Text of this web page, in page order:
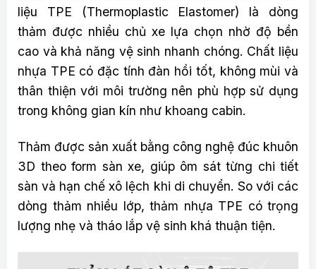
liệu TPE (Thermoplastic Elastomer) là dòng
thảm được nhiều chủ xe lựa chọn nhờ độ bền
cao và khả năng vệ sinh nhanh chóng. Chất liệu
nhựa TPE có đặc tính đàn hồi tốt, không mùi và
thân thiện với môi trường nên phù hợp sử dụng
trong không gian kín như khoang cabin.
Thảm được sản xuất bằng công nghệ đúc khuôn
3D theo form sàn xe, giúp ôm sát từng chi tiết
sàn và hạn chế xô lệch khi di chuyển. So với các
dòng thảm nhiều lớp, thảm nhựa TPE có trọng
lượng nhẹ và tháo lắp vệ sinh khá thuận tiện.